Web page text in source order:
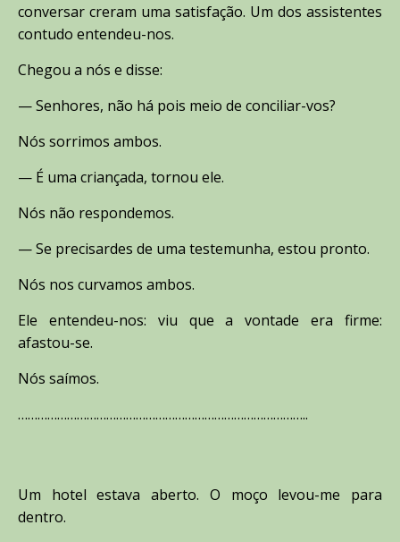
conversar creram uma satisfação. Um dos assistentes
contudo entendeu-nos.
Chegou a nós e disse:
— Senhores, não há pois meio de conciliar-vos?
Nós sorrimos ambos.
— É uma criançada, tornou ele.
Nós não respondemos.
— Se precisardes de uma testemunha, estou pronto.
Nós nos curvamos ambos.
Ele entendeu-nos: viu que a vontade era firme:
afastou-se.
Nós saímos.
……………………………………………………………………………..
Um hotel estava aberto. O moço levou-me para
dentro.